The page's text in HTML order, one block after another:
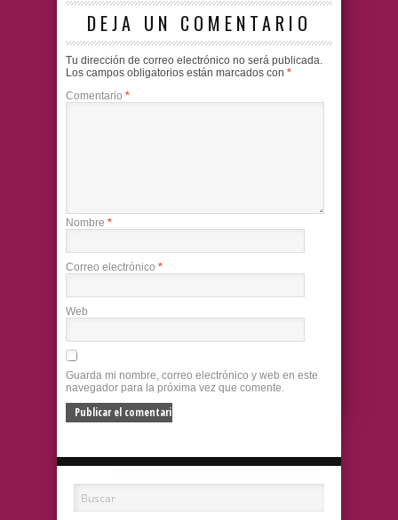
DEJA UN COMENTARIO
Tu dirección de correo electrónico no será publicada.
Los campos obligatorios están marcados con *
Comentario *
Nombre *
Correo electrónico *
Web
Guarda mi nombre, correo electrónico y web en este
navegador para la próxima vez que comente.